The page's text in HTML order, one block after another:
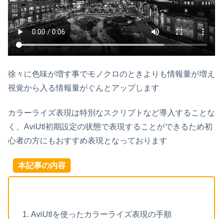
徐々に色味が増す事でモノクロのときよりも情報量が増え
視覚から入る情報量がぐんとアップします
カラーライズ表現は特別なスクリプトなど導入することな
く、AviUtl初期設定の状態で表現することができるため初
心者の方にもおすすめ表現となっております
本記事の内容
AviUtlを使ったカラーライズ表現の手順